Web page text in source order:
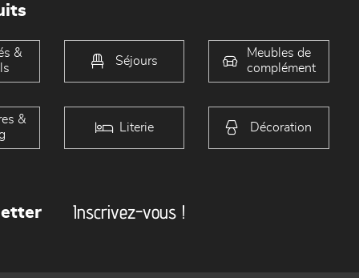
&
Séjours
Meubles de
complément
&
Literie Décoration
Inscrivez-vous !